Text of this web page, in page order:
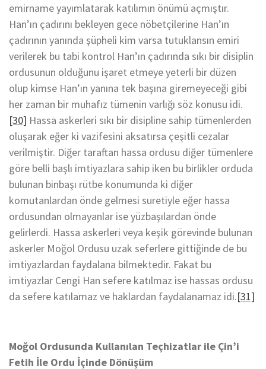
emirname yayımlatarak katılımın önümü açmıştır.
Han’ın çadırını bekleyen gece nöbetçilerine Han’ın
çadırının yanında şüpheli kim varsa tutuklansın emiri
verilerek bu tabi kontrol Han’ın çadırında sıkı bir disiplin
ordusunun olduğunu işaret etmeye yeterli bir düzen
olup kimse Han’ın yanına tek başına giremeyeceği gibi
her zaman bir muhafız tümenin varlığı söz konusu idi.
[30] Hassa askerleri sıkı bir disipline sahip tümenlerden
oluşarak eğer ki vazifesini aksatırsa çeşitli cezalar
verilmiştir. Diğer taraftan hassa ordusu diğer tümenlere
göre belli başlı imtiyazlara sahip iken bu birlikler orduda
bulunan binbaşı rütbe konumunda ki diğer
komutanlardan önde gelmesi suretiyle eğer hassa
ordusundan olmayanlar ise yüzbaşılardan önde
gelirlerdi. Hassa askerleri veya keşik görevinde bulunan
askerler Moğol Ordusu uzak seferlere gittiğinde de bu
imtiyazlardan faydalana bilmektedir. Fakat bu
imtiyazlar Cengi Han sefere katılmaz ise hassas ordusu
da sefere katılamaz ve haklardan faydalanamaz idi.[31]
Moğol Ordusunda Kullanılan Teçhizatlar ile Çin’i
Fetih İle Ordu İçinde Dönüşüm